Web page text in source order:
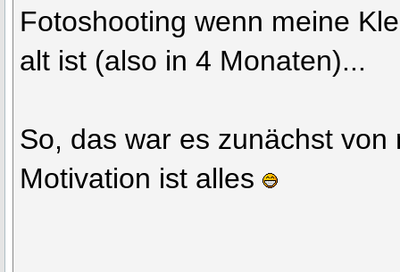
Fotoshooting wenn meine
alt ist (also in 4 Monaten)...
So, das war es zunächst von
Motivation ist alles